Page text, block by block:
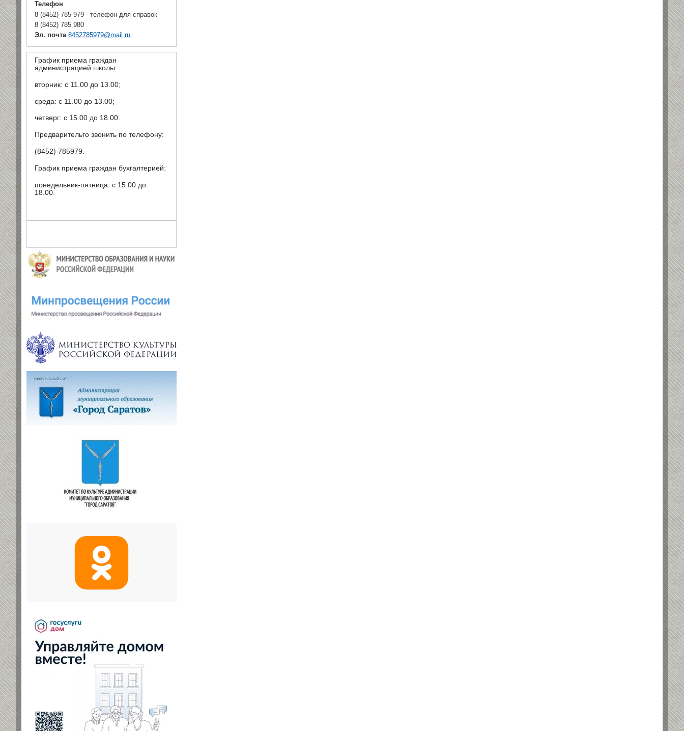
Телефон
8 (8452) 785 979 - телефон для справок
8 (8452) 785 980
Эл. почта 8452785979@mail.ru
График приема граждан
администрацией школы:
вторник: с 11.00 до 13.00;
среда: с 11.00 до 13.00;
четверг: с 15.00 до 18.00.
Предварительго звонить по телефону:
(8452) 785979.
График приема граждан бухгалтерией:
понедельник-пятница: с 15.00 до
18.00.